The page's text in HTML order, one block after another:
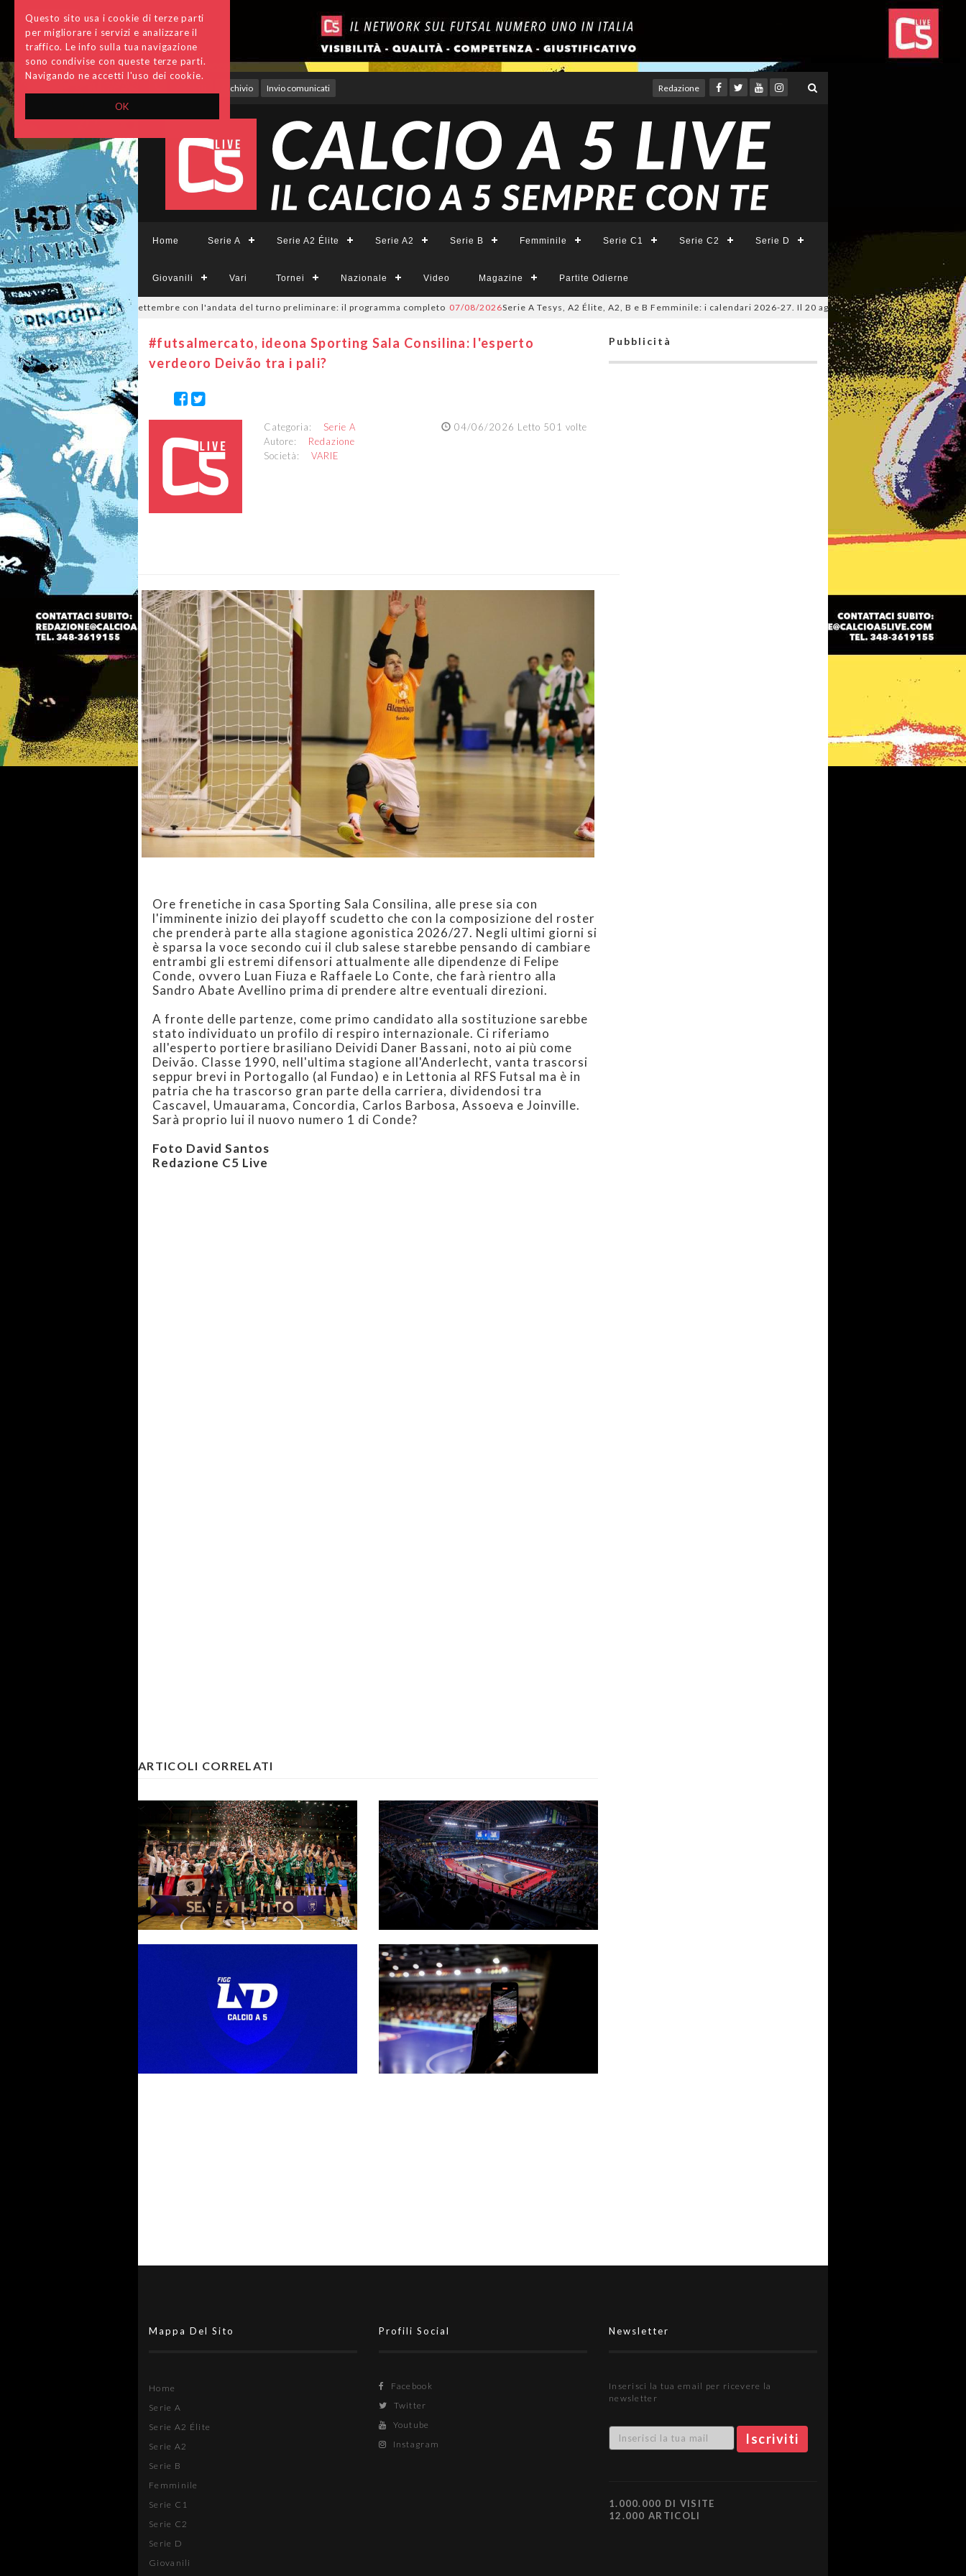
OK
Questo sito usa i cookie di terze parti
per migliorare i servizi e analizzare il
traffico. Le info sulla tua navigazione
sono condivise con queste terze parti.
Navigando ne accetti l'uso dei cookie.
Archivio Invio comunicati Redazione
Home Serie A Serie A2 Élite Serie A2 Serie B Femminile Serie C1 Serie C2 Serie D
Giovanili Vari Tornei Nazionale Video Magazine Partite Odierne
si parte il 19 settembre con l'andata del turno preliminare: il programma completo 07/08/2026Serie A Tesys, A2 Élite, A2, B e B Femminile: i calendari 2026-27. Il 20 agosto la presentazione della Serie A
#futsalmercato, ideona Sporting Sala Consilina: l'esperto
verdeoro Deivão tra i pali?
04/06/2026 Letto 501 volte
Categoria: Serie A
Autore: Redazione
Società: VARIE
Ore frenetiche in casa Sporting Sala Consilina, alle prese sia con
l'imminente inizio dei playoff scudetto che con la composizione del roster
che prenderà parte alla stagione agonistica 2026/27. Negli ultimi giorni si
è sparsa la voce secondo cui il club salese starebbe pensando di cambiare
entrambi gli estremi difensori attualmente alle dipendenze di Felipe
Conde, ovvero Luan Fiuza e Raffaele Lo Conte, che farà rientro alla
Sandro Abate Avellino prima di prendere altre eventuali direzioni.
A fronte delle partenze, come primo candidato alla sostituzione sarebbe
stato individuato un profilo di respiro internazionale. Ci riferiamo
all'esperto portiere brasiliano Deividi Daner Bassani, noto ai più come
Deivão. Classe 1990, nell'ultima stagione all'Anderlecht, vanta trascorsi
seppur brevi in Portogallo (al Fundao) e in Lettonia al RFS Futsal ma è in
patria che ha trascorso gran parte della carriera, dividendosi tra
Cascavel, Umauarama, Concordia, Carlos Barbosa, Assoeva e Joinville.
Sarà proprio lui il nuovo numero 1 di Conde?
Foto David Santos
Redazione C5 Live
ARTICOLI CORRELATI
Serie A maschile 26-27, la regina
L84 e le altre 13 partecipanti. Fra
queste c’è l’Active
Secondo extracomunitario in Serie
A, Castiglia: “Più competitività
Pubblicità
Mappa Del Sito
Home
Serie A
Serie A2 Élite
Serie A2
Serie B
Femminile
Serie C1
Serie C2
Serie D
Giovanili
Profili Social
Facebook
Twitter
Youtube
Instagram
Newsletter
Inserisci la tua email per ricevere la
newsletter
1.000.000 DI VISITE
12.000 ARTICOLI